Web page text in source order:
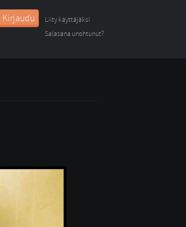
Kirjaudu
Liity käyttäjäksi
Salasana unohtunut?